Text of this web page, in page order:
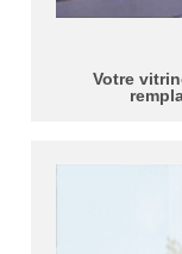
Votre